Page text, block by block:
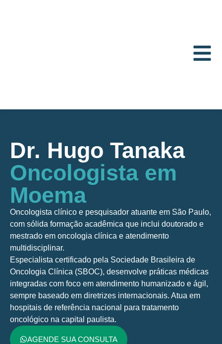
Dr. Hugo Tanaka
Oncologista em
Moema
Oncologista clínico e pesquisador atuante em São Paulo,
com sólida formação acadêmica que inclui doutorado e
mestrado em oncologia clínica e atendimento
multidisciplinar.
Especialista certificado pela Sociedade Brasileira de
Oncologia Clínica (SBOC), desenvolve práticas médicas
integradas com foco em atendimento humanizado e ágil,
sempre baseado em diretrizes internacionais. Atua em
hospitais de referência nacional para tratamento
oncológico na capital paulista.
AGENDE SUA CONSULTA